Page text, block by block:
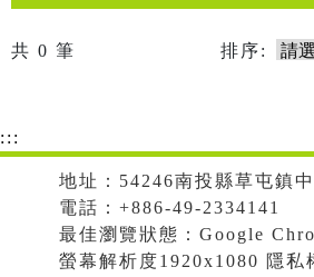
共 0 筆 排序:
:::
地址：54246南投縣草屯鎮
電話：+886-49-2334141
最佳瀏覽狀態：Google
螢幕解析度1920x1080 隱私